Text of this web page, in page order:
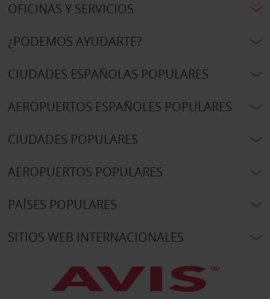
OFICINAS Y SERVICIOS
¿PODEMOS AYUDARTE?
CIUDADES ESPAÑOLAS POPULARES
AEROPUERTOS ESPAÑOLES POPULARES
CIUDADES POPULARES
AEROPUERTOS POPULARES
PAÍSES POPULARES
SITIOS WEB INTERNACIONALES